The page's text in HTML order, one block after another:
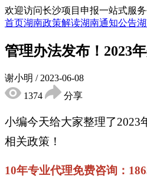
欢迎访问长沙项目申报一站式服
首页湖南政策解读湖南通知公告
管理办法发布！2023
谢小明 / 2023-06-08
1374
分享
小编今天给大家整理了2023
相关政策！
10年专业代理免费咨询：